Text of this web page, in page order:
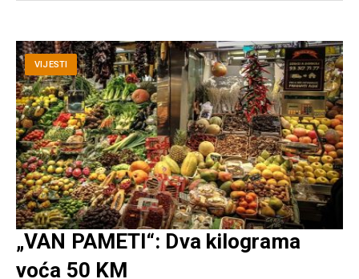
VIJESTI
„VAN PAMETI“: Dva kilograma
voća 50 KM